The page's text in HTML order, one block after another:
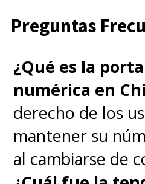
Preguntas
¿Qué es la
numérica en
derecho de los
mantener su
al cambiarse de